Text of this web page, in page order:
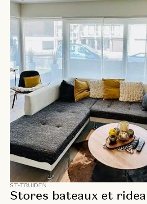
ST-TRUIDEN
Stores bateaux et